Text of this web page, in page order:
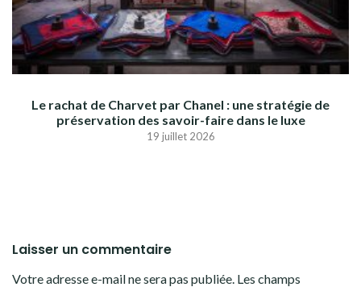
Le rachat de Charvet par Chanel : une stratégie de
préservation des savoir-faire dans le luxe
19 juillet 2026
Laisser un commentaire
Votre adresse e-mail ne sera pas publiée. Les champs